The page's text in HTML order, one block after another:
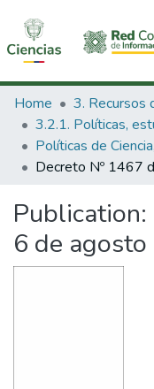
Communities &
All of DSpace
Statistics
Home
Publication:
6 de